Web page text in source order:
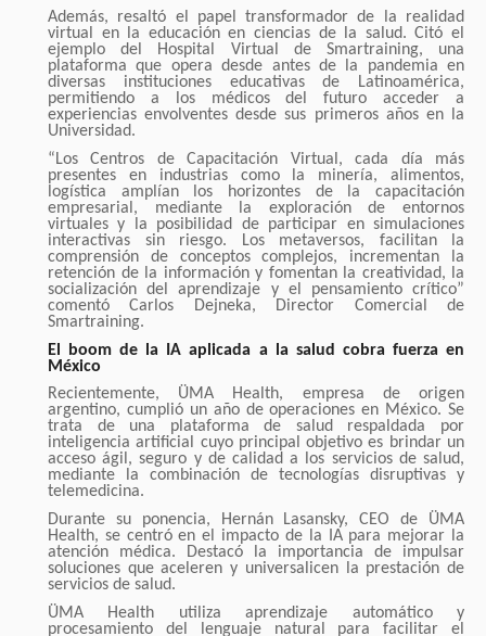
Además, resaltó el papel transformador de la realidad
virtual en la educación en ciencias de la salud. Citó el
ejemplo del Hospital Virtual de Smartraining, una
plataforma que opera desde antes de la pandemia en
diversas instituciones educativas de Latinoamérica,
permitiendo a los médicos del futuro acceder a
experiencias envolventes desde sus primeros años en la
Universidad.
“Los Centros de Capacitación Virtual, cada día más
presentes en industrias como la minería, alimentos,
logística amplían los horizontes de la capacitación
empresarial, mediante la exploración de entornos
virtuales y la posibilidad de participar en simulaciones
interactivas sin riesgo. Los metaversos, facilitan la
comprensión de conceptos complejos, incrementan la
retención de la información y fomentan la creatividad, la
socialización del aprendizaje y el pensamiento crítico”
comentó Carlos Dejneka, Director Comercial de
Smartraining.
El boom de la IA aplicada a la salud cobra fuerza en
México
Recientemente, ÜMA Health, empresa de origen
argentino, cumplió un año de operaciones en México. Se
trata de una plataforma de salud respaldada por
inteligencia artificial cuyo principal objetivo es brindar un
acceso ágil, seguro y de calidad a los servicios de salud,
mediante la combinación de tecnologías disruptivas y
telemedicina.
Durante su ponencia, Hernán Lasansky, CEO de ÜMA
Health, se centró en el impacto de la IA para mejorar la
atención médica. Destacó la importancia de impulsar
soluciones que aceleren y universalicen la prestación de
servicios de salud.
ÜMA Health utiliza aprendizaje automático y
procesamiento del lenguaje natural para facilitar el